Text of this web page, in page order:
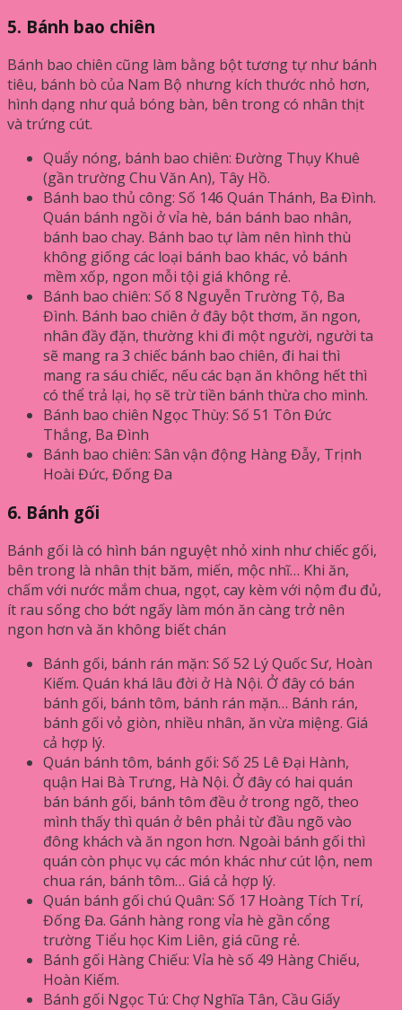
5. Bánh bao chiên
Bánh bao chiên cũng làm bằng bột tương tự như bánh
tiêu, bánh bò của Nam Bộ nhưng kích thước nhỏ hơn,
hình dạng như quả bóng bàn, bên trong có nhân thịt
và trứng cút.
Quẩy nóng, bánh bao chiên: Đường Thụy Khuê
(gần trường Chu Văn An), Tây Hồ.
Bánh bao thủ công: Số 146 Quán Thánh, Ba Đình.
Quán bánh ngồi ở vỉa hè, bán bánh bao nhân,
bánh bao chay. Bánh bao tự làm nên hình thù
không giống các loại bánh bao khác, vỏ bánh
mềm xốp, ngon mỗi tội giá không rẻ.
Bánh bao chiên: Số 8 Nguyễn Trường Tộ, Ba
Đình. Bánh bao chiên ở đây bột thơm, ăn ngon,
nhân đầy đặn, thường khi đi một người, người ta
sẽ mang ra 3 chiếc bánh bao chiên, đi hai thì
mang ra sáu chiếc, nếu các bạn ăn không hết thì
có thể trả lại, họ sẽ trừ tiền bánh thừa cho mình.
Bánh bao chiên Ngọc Thùy: Số 51 Tôn Đức
Thắng, Ba Đình
Bánh bao chiên: Sân vận động Hàng Đẫy, Trịnh
Hoài Đức, Đống Đa
6. Bánh gối
Bánh gối là có hình bán nguyệt nhỏ xinh như chiếc gối,
bên trong là nhân thịt băm, miến, mộc nhĩ… Khi ăn,
chấm với nước mắm chua, ngọt, cay kèm với nộm đu đủ,
ít rau sống cho bớt ngấy làm món ăn càng trở nên
ngon hơn và ăn không biết chán
Bánh gối, bánh rán mặn: Số 52 Lý Quốc Sư, Hoàn
Kiếm. Quán khá lâu đời ở Hà Nội. Ở đây có bán
bánh gối, bánh tôm, bánh rán mặn… Bánh rán,
bánh gối vỏ giòn, nhiều nhân, ăn vừa miệng. Giá
cả hợp lý.
Quán bánh tôm, bánh gối: Số 25 Lê Đại Hành,
quận Hai Bà Trưng, Hà Nội. Ở đây có hai quán
bán bánh gối, bánh tôm đều ở trong ngõ, theo
mình thấy thì quán ở bên phải từ đầu ngõ vào
đông khách và ăn ngon hơn. Ngoài bánh gối thì
quán còn phục vụ các món khác như cút lộn, nem
chua rán, bánh tôm… Giá cả hợp lý.
Quán bánh gối chú Quân: Số 17 Hoàng Tích Trí,
Đống Đa. Gánh hàng rong vỉa hè gần cổng
trường Tiểu học Kim Liên, giá cũng rẻ.
Bánh gối Hàng Chiếu: Vỉa hè số 49 Hàng Chiếu,
Hoàn Kiếm.
Bánh gối Ngọc Tú: Chợ Nghĩa Tân, Cầu Giấy